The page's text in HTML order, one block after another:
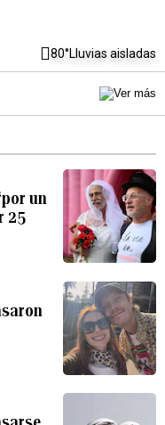
80°Lluvias aisladas
un
25